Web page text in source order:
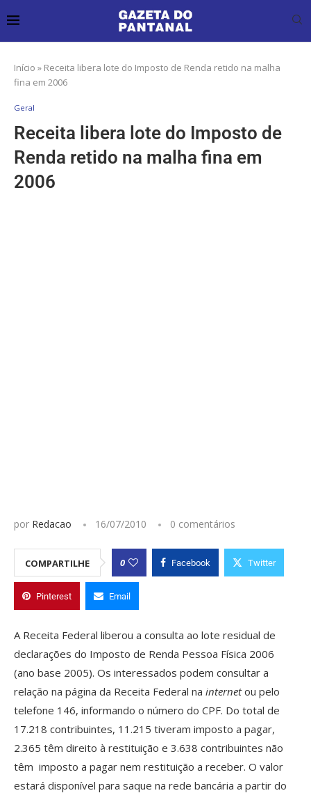
Início » Receita libera lote do Imposto de Renda retido na malha
fina em 2006
Geral
Receita libera lote do Imposto de
Renda retido na malha fina em
2006
por Redacao 16/07/2010 0 comentários
COMPARTILHE 0 Facebook Twitter
Pinterest Email
A Receita Federal liberou a consulta ao lote residual de
declarações do Imposto de Renda Pessoa Física 2006
(ano base 2005). Os interessados podem consultar a
relação na página da Receita Federal na internetou pelo
telefone 146, informando o número do CPF. Do total de
17.218 contribuintes, 11.215 tiveram imposto a pagar,
2.365 têm direito à restituição e 3.638 contribuintes não
têm imposto a pagar nem restituição a receber. O valor
estará disponível para saque na rede bancária a partir do